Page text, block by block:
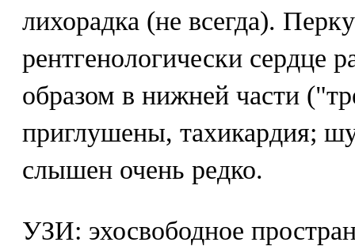
лихорадка (не всегда).
рентгенологически сердце
образом в нижней части
приглушены, тахикардия;
слышен очень редко.
УЗИ: эхосвободное